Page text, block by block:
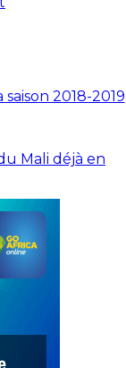
2018-2019
Mali déjà en